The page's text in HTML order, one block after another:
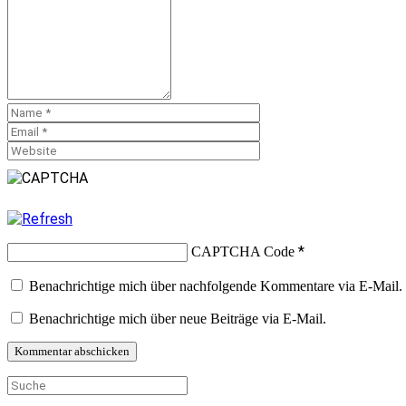
CAPTCHA Code *
Benachrichtige mich über nachfolgende Kommentare via E-Mail.
Benachrichtige mich über neue Beiträge via E-Mail.